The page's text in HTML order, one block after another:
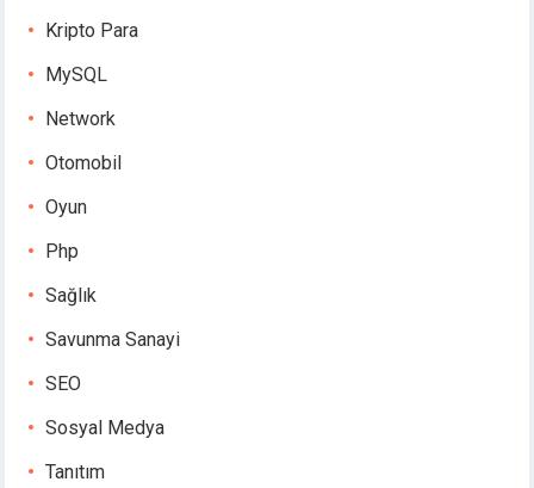
Kripto Para
MySQL
Network
Otomobil
Oyun
Php
Sağlık
Savunma Sanayi
SEO
Sosyal Medya
Tanıtım